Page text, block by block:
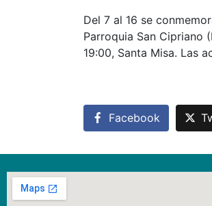
Del 7 al 16 se
Parroquia San Cipriano
19:00, Santa Misa. Las
Facebook